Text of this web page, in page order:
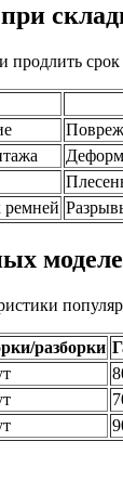
разборки